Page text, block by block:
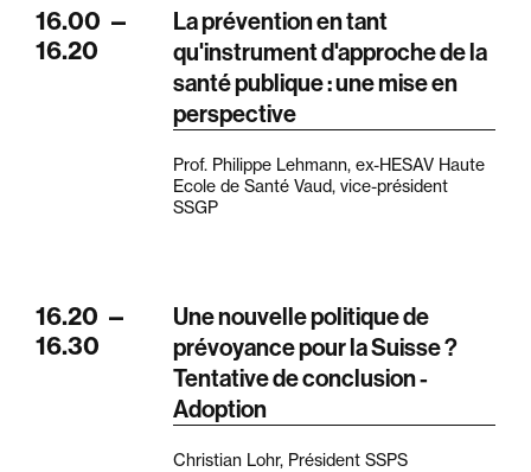
16.00 —
16.20
La prévention en tant
qu'instrument d'approche de la
santé publique : une mise en
perspective
Prof. Philippe Lehmann, ex-HESAV Haute
Ecole de Santé Vaud, vice-président
SSGP
16.20 —
16.30
Une nouvelle politique de
prévoyance pour la Suisse ?
Tentative de conclusion -
Adoption
Christian Lohr, Président SSPS